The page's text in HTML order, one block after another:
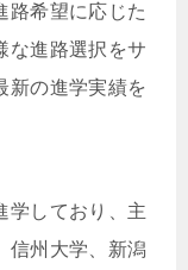
路希望に応じた
な進路選択をサ
新の進学実績を
学しており、主
信州大学、新潟